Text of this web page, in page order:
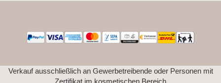
Verkauf ausschließlich an Gewerbetreibende oder Personen mit